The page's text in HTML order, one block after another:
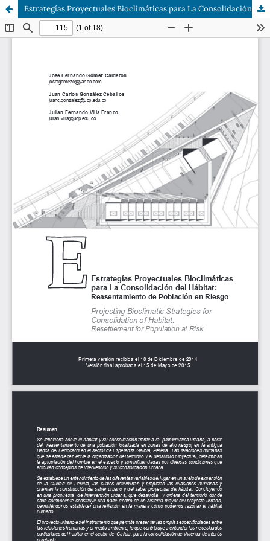
Estrategías Proyectuales Bioclimáticas para La Consolidación del Hábitat: Reasentamiento de Población en Riesgo